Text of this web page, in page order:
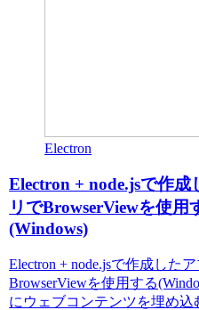
Electron
Electron + node.jsで作成
リでBrowserViewを使用
(Windows)
Electron + node.jsで作成した
BrowserViewを使用する
にウェブコンテンツを埋め込